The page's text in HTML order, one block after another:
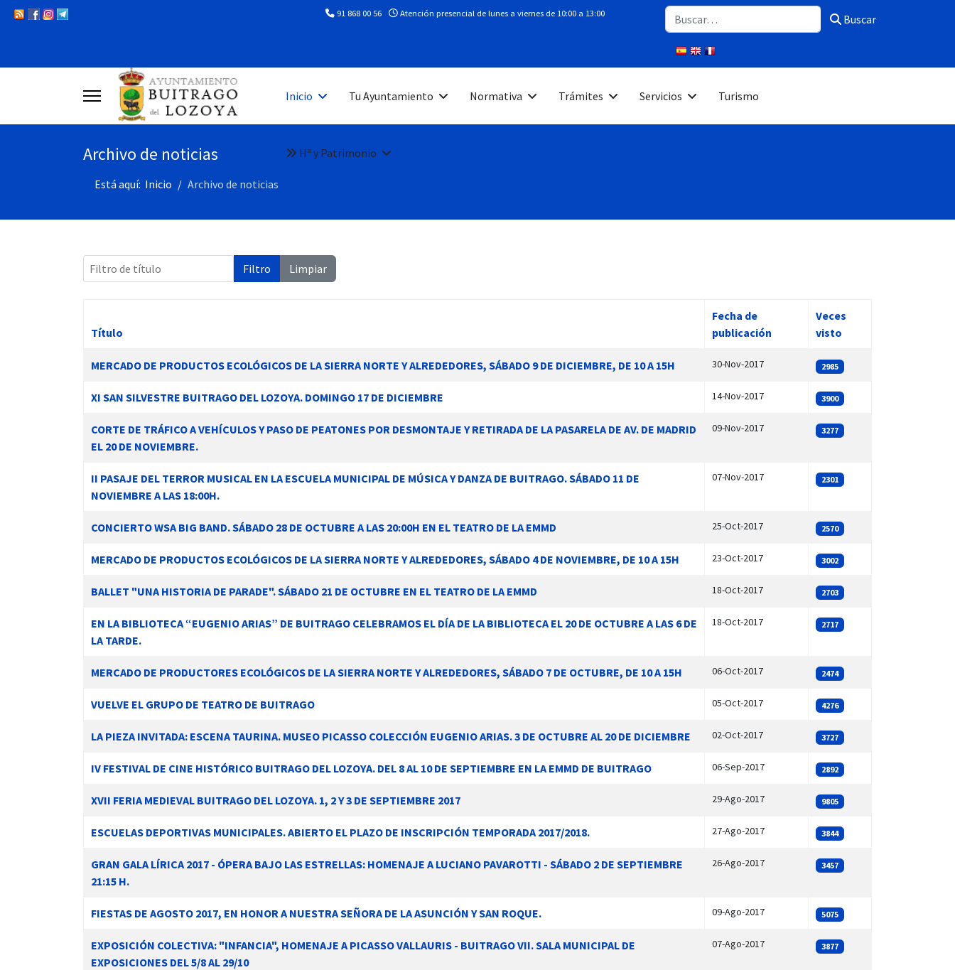
91 868 00 56 Atención presencial de lunes a viernes de 10:00 a 13:00 Buscar Buscar
Inicio Tu Ayuntamiento Normativa Trámites Servicios Turismo
Hª y Patrimonio
Archivo de noticias
Está aquí: Inicio Archivo de noticias
Filtro de título Filtro Limpiar
Título
Fecha de
publicación
Veces
visto
MERCADO DE PRODUCTOS ECOLÓGICOS DE LA SIERRA NORTE Y ALREDEDORES, SÁBADO 9 DE DICIEMBRE, DE 10 A 15H 30-Nov-2017 2985
XI SAN SILVESTRE BUITRAGO DEL LOZOYA. DOMINGO 17 DE DICIEMBRE 14-Nov-2017 3900
CORTE DE TRÁFICO A VEHÍCULOS Y PASO DE PEATONES POR DESMONTAJE Y RETIRADA DE LA PASARELA DE AV. DE MADRID
EL 20 DE NOVIEMBRE.
09-Nov-2017 3277
II PASAJE DEL TERROR MUSICAL EN LA ESCUELA MUNICIPAL DE MÚSICA Y DANZA DE BUITRAGO. SÁBADO 11 DE
NOVIEMBRE A LAS 18:00H.
07-Nov-2017 2301
CONCIERTO WSA BIG BAND. SÁBADO 28 DE OCTUBRE A LAS 20:00H EN EL TEATRO DE LA EMMD 25-Oct-2017 2570
MERCADO DE PRODUCTOS ECOLÓGICOS DE LA SIERRA NORTE Y ALREDEDORES, SÁBADO 4 DE NOVIEMBRE, DE 10 A 15H 23-Oct-2017 3002
BALLET "UNA HISTORIA DE PARADE". SÁBADO 21 DE OCTUBRE EN EL TEATRO DE LA EMMD 18-Oct-2017 2703
EN LA BIBLIOTECA “EUGENIO ARIAS” DE BUITRAGO CELEBRAMOS EL DÍA DE LA BIBLIOTECA EL 20 DE OCTUBRE A LAS 6 DE
LA TARDE.
18-Oct-2017 2717
MERCADO DE PRODUCTORES ECOLÓGICOS DE LA SIERRA NORTE Y ALREDEDORES, SÁBADO 7 DE OCTUBRE, DE 10 A 15H 06-Oct-2017 2474
VUELVE EL GRUPO DE TEATRO DE BUITRAGO 05-Oct-2017 4276
LA PIEZA INVITADA: ESCENA TAURINA. MUSEO PICASSO COLECCIÓN EUGENIO ARIAS. 3 DE OCTUBRE AL 20 DE DICIEMBRE 02-Oct-2017 3727
IV FESTIVAL DE CINE HISTÓRICO BUITRAGO DEL LOZOYA. DEL 8 AL 10 DE SEPTIEMBRE EN LA EMMD DE BUITRAGO 06-Sep-2017 2892
XVII FERIA MEDIEVAL BUITRAGO DEL LOZOYA. 1, 2 Y 3 DE SEPTIEMBRE 2017 29-Ago-2017 9805
ESCUELAS DEPORTIVAS MUNICIPALES. ABIERTO EL PLAZO DE INSCRIPCIÓN TEMPORADA 2017/2018. 27-Ago-2017 3844
GRAN GALA LÍRICA 2017 - ÓPERA BAJO LAS ESTRELLAS: HOMENAJE A LUCIANO PAVAROTTI - SÁBADO 2 DE SEPTIEMBRE
21:15 H.
26-Ago-2017 3457
FIESTAS DE AGOSTO 2017, EN HONOR A NUESTRA SEÑORA DE LA ASUNCIÓN Y SAN ROQUE. 09-Ago-2017 5075
EXPOSICIÓN COLECTIVA: "INFANCIA", HOMENAJE A PICASSO VALLAURIS - BUITRAGO VII. SALA MUNICIPAL DE
EXPOSICIONES DEL 5/8 AL 29/10
07-Ago-2017 3877